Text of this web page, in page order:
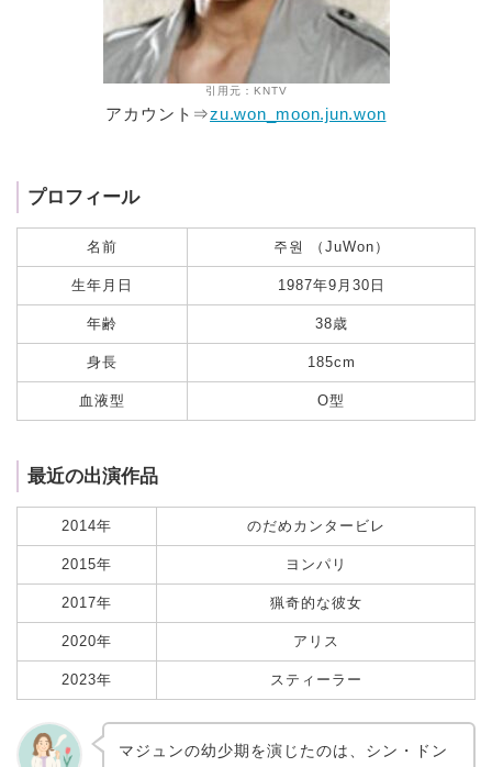
引用元：KNTV
アカウント⇒zu.won_moon.jun.won
プロフィール
名前 주원 （JuWon）
生年月日 1987年9月30日
年齢 38歳
身長 185cm
血液型 O型
最近の出演作品
2014年 のだめカンタービレ
2015年 ヨンパリ
2017年 猟奇的な彼女
2020年 アリス
2023年 スティーラー
マジュンの幼少期を演じたのは、シン・ドン